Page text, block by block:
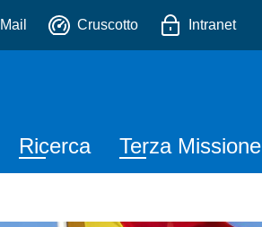
Mail Cruscotto Intranet
Ricerca Terza Missione